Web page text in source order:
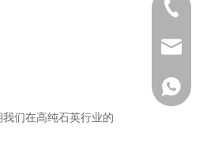
们在高纯石英行业的
0411-